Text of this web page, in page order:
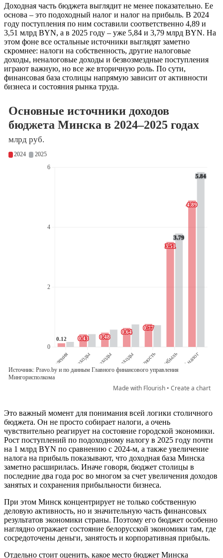
Доходная часть бюджета выглядит не менее показательно. Ее
основа – это подоходный налог и налог на прибыль. В 2024
году поступления по ним составили соответственно 4,89 и
3,51 млрд BYN, а в 2025 году – уже 5,84 и 3,79 млрд BYN. На
этом фоне все остальные источники выглядят заметно
скромнее: налоги на собственность, другие налоговые
доходы, неналоговые доходы и безвозмездные поступления
играют важную, но все же вторичную роль. По сути,
финансовая база столицы напрямую зависит от активности
бизнеса и состояния рынка труда.
Это важный момент для понимания всей логики столичного
бюджета. Он не просто собирает налоги, а очень
чувствительно реагирует на состояние городской экономики.
Рост поступлений по подоходному налогу в 2025 году почти
на 1 млрд BYN по сравнению с 2024-м, а также увеличение
налога на прибыль показывают, что доходная база Минска
заметно расширилась. Иначе говоря, бюджет столицы в
последние два года рос во многом за счет увеличения доходов
занятых и сохранения прибыльности бизнеса.
При этом Минск концентрирует не только собственную
деловую активность, но и значительную часть финансовых
результатов экономики страны. Поэтому его бюджет особенно
наглядно отражает состояние белорусской экономики там, где
сосредоточены деньги, занятость и корпоративная прибыль.
Отдельно стоит оценить, какое место бюджет Минска